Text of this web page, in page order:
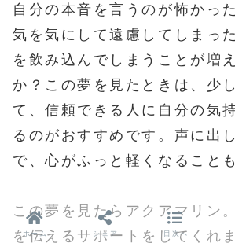
自分の本音を言うのが怖かっ
気を気にして遠慮してしまっ
を飲み込んでしまうことが増
か？この夢を見たときは、少
て、信頼できる人に自分の気
るのがおすすめです。声に出
で、心がふっと軽くなること
この夢を見たらアクアマリン
を伝えるサポートをしてくれ
ホーム シェア 目次へ